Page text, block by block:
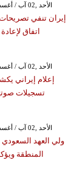
GMT 13:55 2026 الأحد ,02 آب / أغسطس
إيران تنفي
اتفاق
GMT 11:10 2026 الأحد ,02 آب / أغسطس
إعلام إيراني
تسجيلات
GMT 09:42 2026 الأحد ,02 آب / أغسطس
ولي العهد
المنطقة